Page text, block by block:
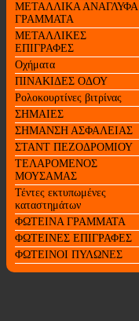
ΜΕΤΑΛΛΙΚΑ ΑΝΑΓΛΥΦΑ
ΓΡΑΜΜΑΤΑ
ΜΕΤΑΛΛΙΚΕΣ
ΕΠΙΓΡΑΦΕΣ
Οχήματα
ΠΙΝΑΚΙΔΕΣ ΟΔΟΥ
Ρολοκουρτίνες βιτρίνας
ΣΗΜΑΙΕΣ
ΣΗΜΑΝΣΗ ΑΣΦΑΛΕΙΑΣ
ΣΤΑΝΤ ΠΕΖΟΔΡΟΜΙΟΥ
ΤΕΛΑΡΟΜΕΝΟΣ
ΜΟΥΣΑΜΑΣ
Τέντες εκτυπωμένες
καταστημάτων
ΦΩΤΕΙΝΑ ΓΡΑΜΜΑΤΑ
ΦΩΤΕΙΝΕΣ ΕΠΙΓΡΑΦΕΣ
ΦΩΤΕΙΝΟΙ ΠΥΛΩΝΕΣ